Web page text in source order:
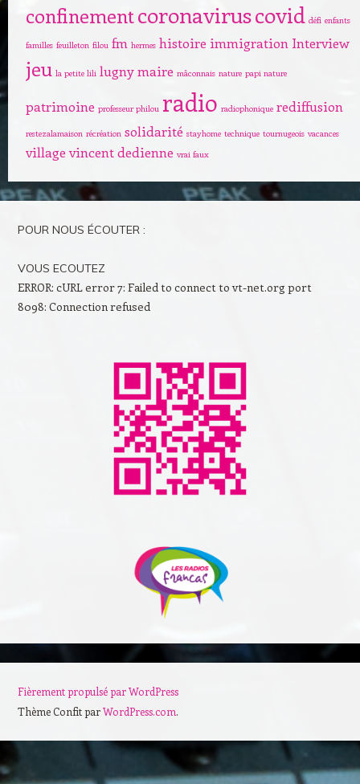
confinementcoronaviruscovid défi enfants
familles feuilleton filou fm hermes histoire immigration Interview
jeu la petite lili lugnymaire mâconnais nature papi nature
patrimoine professeur philou radio radiophonique rediffusion
restezalamaison récréation solidarité stayhome technique tournugeois vacances
village vincent dedienne vrai faux
POUR NOUS ÉCOUTER :
VOUS ECOUTEZ
ERROR: cURL error 7: Failed to connect to vt-net.org port
8098: Connection refused
Fièrement propulsé par WordPress
Thème Confit parWordPress.com.